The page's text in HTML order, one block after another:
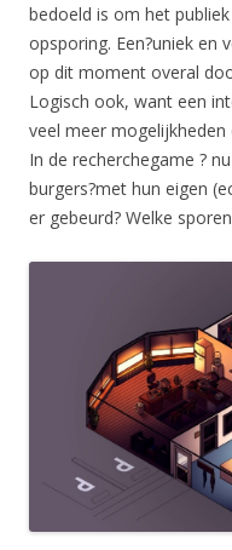
bedoeld is om het
opsporing. Een?uniek en
op dit moment overal
Logisch ook, want een
veel meer mogelijkheden
In de recherchegame ?
burgers?met hun eigen
er gebeurd? Welke